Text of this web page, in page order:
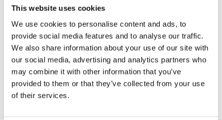
This website uses cookies
We use cookies to personalise content and ads, to
provide social media features and to analyse our traffic.
We also share information about your use of our site with
our social media, advertising and analytics partners who
may combine it with other information that you’ve
provided to them or that they’ve collected from your use
of their services.
Die sfeer is altijd gebleven. Het is een cultuur die wordt
doorgegeven.’ Dat gevoel deelt Guido ook, die al sinds 1996 als
wakende wacht de rust en veiligheid bewaart in de opvang. Hij is
er voor bewoners wanneer de rest van de stad slaapt: ‘Ik zit hier
goed. Het teamgevoel speelt daarin een grote rol. Er is onderling
vertrouwen en veiligheid. Dat voel je en merken onze bewoners
ook.’
Goede samenwerking